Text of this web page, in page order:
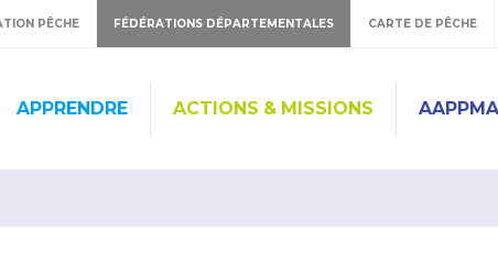
PÊCHE FÉDÉRATIONS DÉPARTEMENTALES CARTE DE PÊCHE
APPRENDRE ACTIONS & MISSIONS AAPPMA